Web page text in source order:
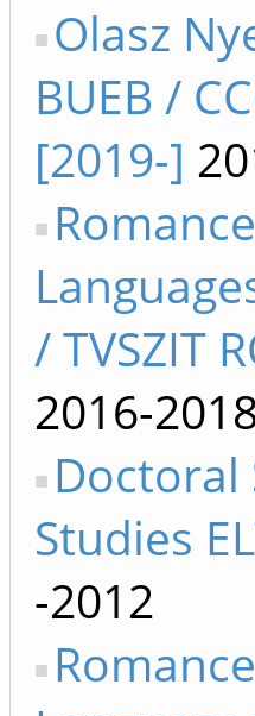
Olasz
BUEB /
[2019-]
/ TVSZIT
2016-
Doctoral
Studies
-2012